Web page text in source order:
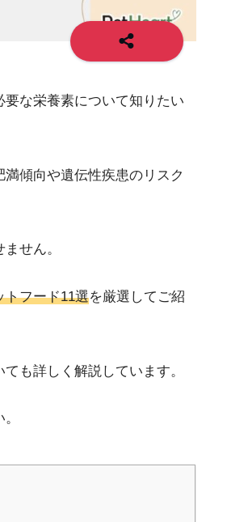
な栄養素について知りたい
傾向や遺伝性疾患のリスク
せん。
トフード11選を厳選してご紹
ても詳しく解説しています。